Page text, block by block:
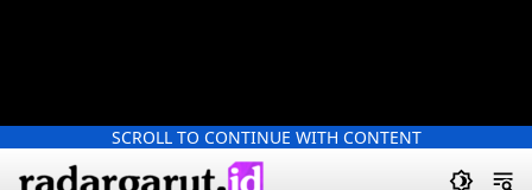
SCROLL TO CONTINUE WITH CONTENT